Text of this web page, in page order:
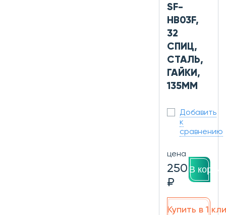
SF-
HB03F,
32
СПИЦ,
СТАЛЬ,
ГАЙКИ,
135ММ
Добавить
к
сравнению
цена
250
₽
В
Купить в 1